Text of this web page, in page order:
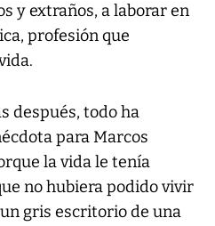
y extraños, a laborar en
profesión que
después, todo ha
para Marcos
la vida le tenía
no hubiera podido vivir
gris escritorio de una